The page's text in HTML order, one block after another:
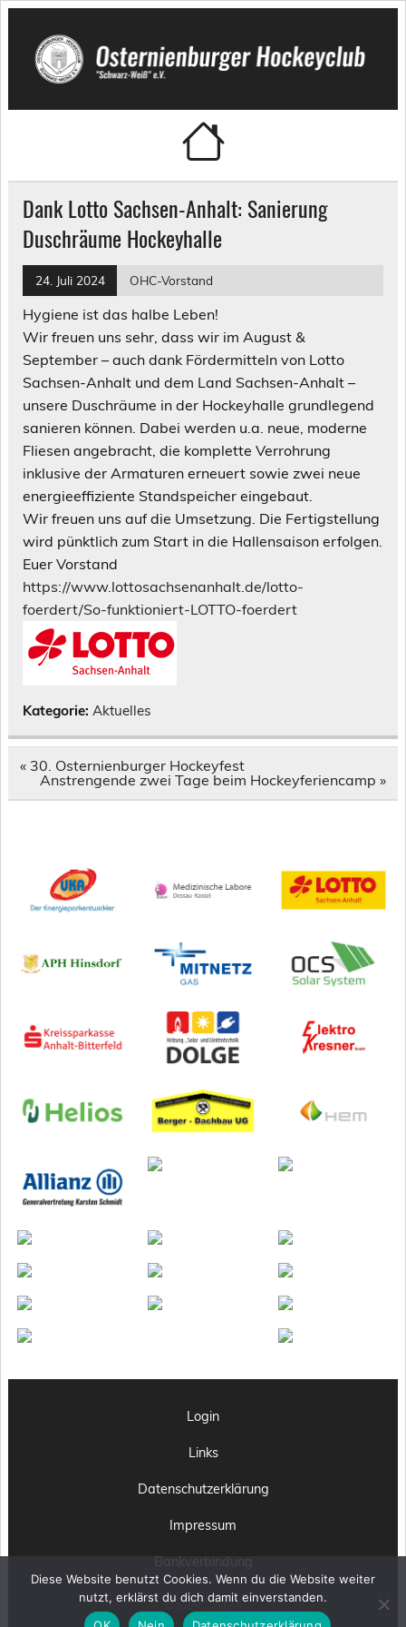
Skip
content
Osternienburger Hockeyclub
Dank Lotto Sachsen-Anhalt: Sanierung
Duschräume Hockeyhalle
24. Juli 2024 OHC-Vorstand
Hygiene ist das halbe Leben!
Wir freuen uns sehr, dass wir im August &
September – auch dank Fördermitteln von Lotto
Sachsen-Anhalt und dem Land Sachsen-Anhalt –
unsere Duschräume in der Hockeyhalle grundlegend
sanieren können. Dabei werden u.a. neue, moderne
Fliesen angebracht, die komplette Verrohrung
inklusive der Armaturen erneuert sowie zwei neue
energieeffiziente Standspeicher eingebaut.
Wir freuen uns auf die Umsetzung. Die Fertigstellung
wird pünktlich zum Start in die Hallensaison erfolgen.
Euer Vorstand
https://www.lottosachsenanhalt.de/lotto-
foerdert/So-funktioniert-LOTTO-foerdert
Kategorie: Aktuelles
Beitragsnavigation
« 30. Osternienburger Hockeyfest
Anstrengende zwei Tage beim Hockeyferiencamp »
Login
Links
Datenschutzerklärung
Impressum
Bankverbindung
© OHC 2024
Diese Website benutzt Cookies. Wenn du die Website weiter
nutzt, erklärst du dich damit einverstanden.